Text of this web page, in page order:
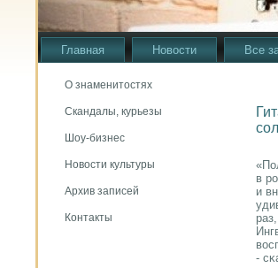
Главная Новости Все
О знаменитостях
Скандалы, курьезы
Шоу-бизнес
Новости культуры
Архив записей
Контакты
в
и
-